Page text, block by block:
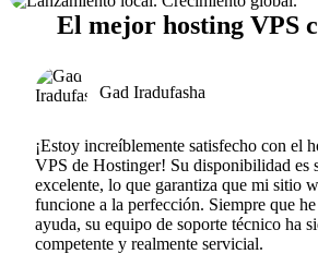
El mejor hosting VPS
Gad Iradufasha
¡Estoy increíblemente satisfecho con el
VPS de Hostinger! Su disponibilidad es
excelente, lo que garantiza que mi sitio
funcione a la perfección. Siempre que
ayuda, su equipo de soporte técnico ha
competente y realmente servicial.